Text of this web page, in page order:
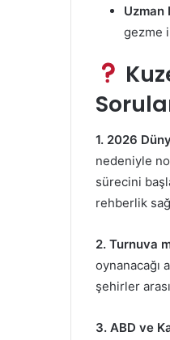
Uzman
gezme
1. 2026
nedeniyle
sürecini
rehberlik
2. Turnuva
oynanacağı
şehirler
3. ABD ve